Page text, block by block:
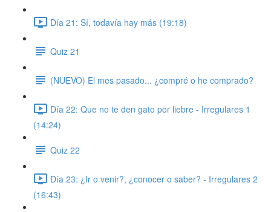
Día 21: Sí, todavía hay más (19:18)
Quiz 21
(NUEVO) El mes pasado... ¿compré o he comprado?
Día 22: Que no te den gato por liebre - Irregulares 1
(14:24)
Quiz 22
Día 23: ¿Ir o venir?, ¿conocer o saber? - Irregulares 2
(16:43)